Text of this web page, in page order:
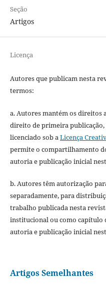
Seção
Artigos
Licença
Autores que publicam nesta
termos:
a. Autores mantém os direitos
direito de primeira
licenciado sob a Licença
permite o compartilhamento
autoria e publicação inicial
b. Autores têm autorização
separadamente, para
trabalho publicada nesta
institucional ou como capítulo
autoria e publicação inicial
Artigos Semelhantes